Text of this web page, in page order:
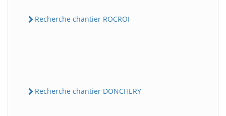
Recherche chantier ROCROI
Recherche chantier DONCHERY